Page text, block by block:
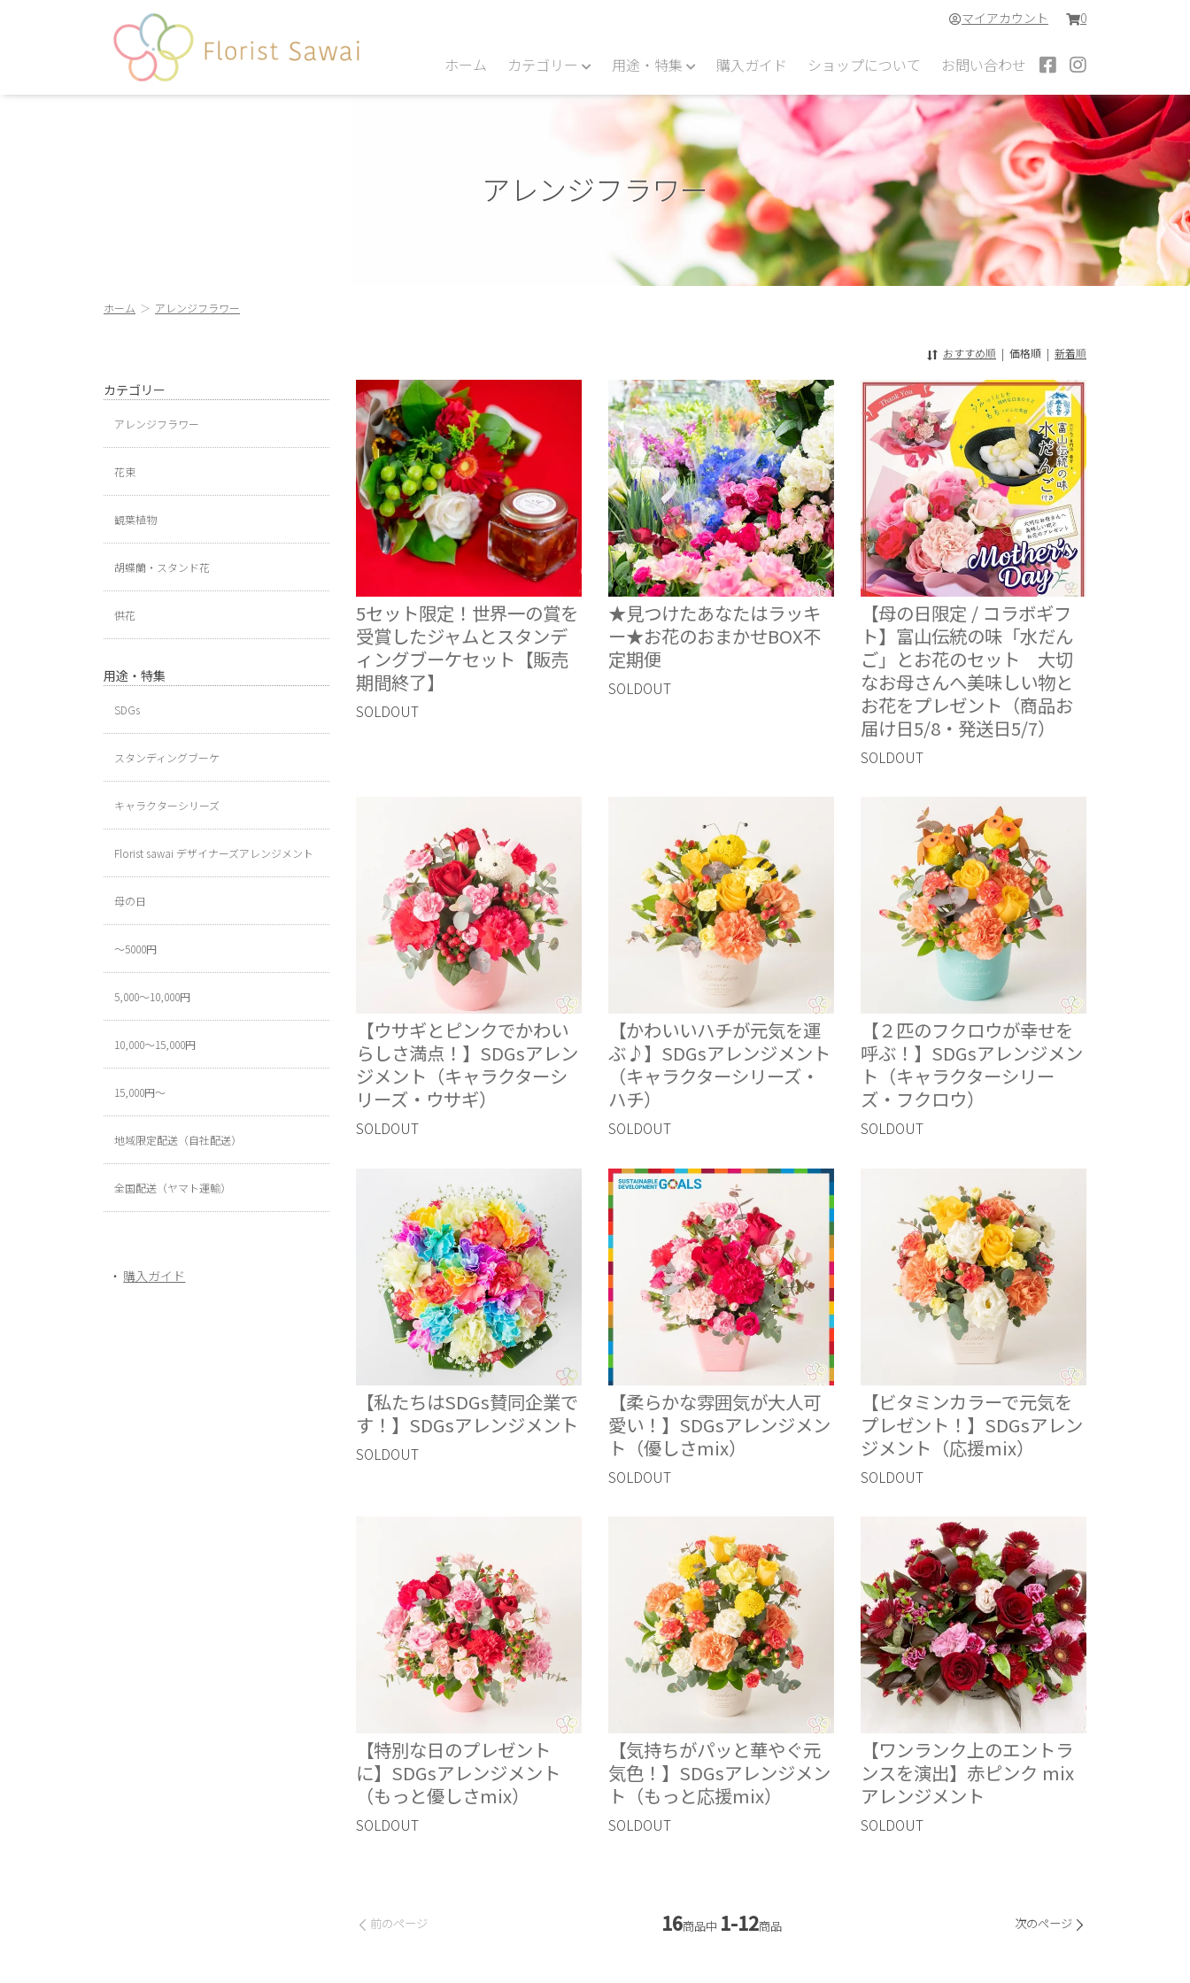
0
マイアカウント
ホーム カテゴリー 用途・特集 購入ガイド ショップについて お問い合わせ
アレンジフラワー
ホーム アレンジフラワー
おすすめ順 | 価格順 | 新着順
5セット限定！世界一の賞を
受賞したジャムとスタンデ
ィングブーケセット【販売
期間終了】
SOLDOUT
★見つけたあなたはラッキ
ー★お花のおまかせBOX不
定期便
SOLDOUT
【母の日限定 / コラボギフ
ト】富山伝統の味「水だん
ご」とお花のセット 大切
なお母さんへ美味しい物と
お花をプレゼント（商品お
届け日5/8・発送日5/7）
SOLDOUT
【ウサギとピンクでかわい
らしさ満点！】SDGsアレン
ジメント（キャラクターシ
リーズ・ウサギ）
SOLDOUT
【かわいいハチが元気を運
ぶ♪】SDGsアレンジメント
（キャラクターシリーズ・
ハチ）
SOLDOUT
【２匹のフクロウが幸せを
呼ぶ！】SDGsアレンジメン
ト（キャラクターシリー
ズ・フクロウ）
SOLDOUT
【私たちはSDGs賛同企業で
す！】SDGsアレンジメント
SOLDOUT
【柔らかな雰囲気が大人可
愛い！】SDGsアレンジメン
ト（優しさmix）
SOLDOUT
【ビタミンカラーで元気を
プレゼント！】SDGsアレン
ジメント（応援mix）
SOLDOUT
【特別な日のプレゼント
に】SDGsアレンジメント
（もっと優しさmix）
SOLDOUT
【気持ちがパッと華やぐ元
気色！】SDGsアレンジメン
ト（もっと応援mix）
SOLDOUT
【ワンランク上のエントラ
ンスを演出】赤ピンク mix
アレンジメント
SOLDOUT
前のページ 16商品中 1-12商品 次のページ
カテゴリー
アレンジフラワー
花束
観葉植物
胡蝶蘭・スタンド花
供花
用途・特集
SDGs
スタンディングブーケ
キャラクターシリーズ
Florist sawai デザイナーズアレンジメント
母の日
～5000円
5,000～10,000円
10,000～15,000円
15,000円～
地域限定配送（自社配送）
全国配送（ヤマト運輸）
購入ガイド